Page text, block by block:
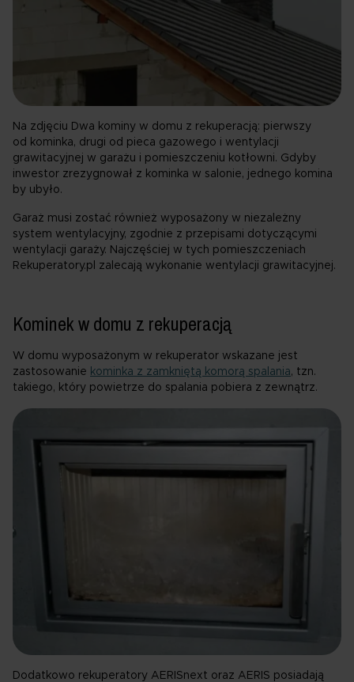
Na zdjęciu Dwa kominy w domu z rekuperacją: pierwszy
od kominka, drugi od pieca gazowego i wentylacji
grawitacyjnej w garażu i pomieszczeniu kotłowni. Gdyby
inwestor zrezygnował z kominka w salonie, jednego komina
by ubyło.
Garaż musi zostać również wyposażony w niezależny
system wentylacyjny, zgodnie z przepisami dotyczącymi
wentylacji garaży. Najczęściej w tych pomieszczeniach
Rekuperatory.pl zalecają wykonanie wentylacji grawitacyjnej.
Kominek w domu z rekuperacją
W domu wyposażonym w rekuperator wskazane jest
zastosowanie kominka z zamkniętą komorą spalania, tzn.
takiego, który powietrze do spalania pobiera z zewnątrz.
Dodatkowo rekuperatory AERISnext oraz AERIS posiadają